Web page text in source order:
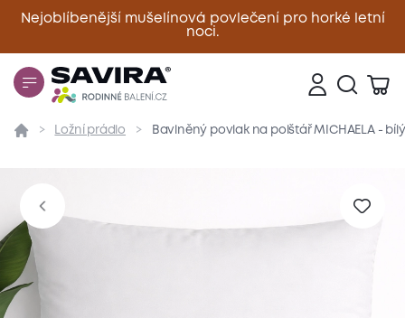
Nejoblíbenější mušelínová povlečení pro horké letní
noci.
Zavřít
Přehled Parametry Popis produktu Materiál
Ložní prádlo Bavlněný povlak na polštář MICHAELA -